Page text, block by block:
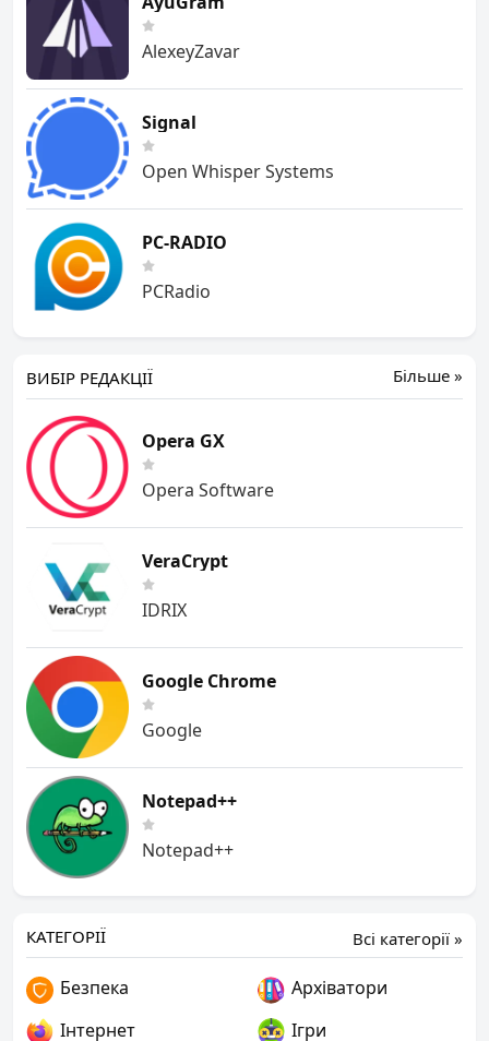
AlexeyZavar
Signal
Open Whisper Systems
PC-RADIO
PCRadio
Більше »
ВИБІР РЕДАКЦІЇ
Opera GX
Opera Software
VeraCrypt
IDRIX
Google Chrome
Google
Notepad++
Notepad++
Всі категорії »
КАТЕГОРІЇ
Безпека
Архіватори
Інтернет
Ігри